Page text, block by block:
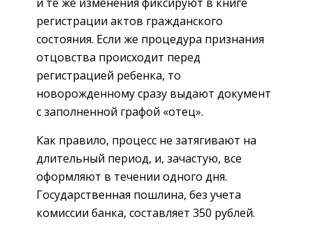
регистрации актов гражданского
состояния. Если же процедура признания
отцовства происходит перед
регистрацией ребенка, то
новорожденному сразу выдают документ
с заполненной графой «отец».
Как правило, процесс не затягивают на
длительный период, и, зачастую, все
оформляют в течении одного дня.
Государственная пошлина, без учета
комиссии банка, составляет 350 рублей.